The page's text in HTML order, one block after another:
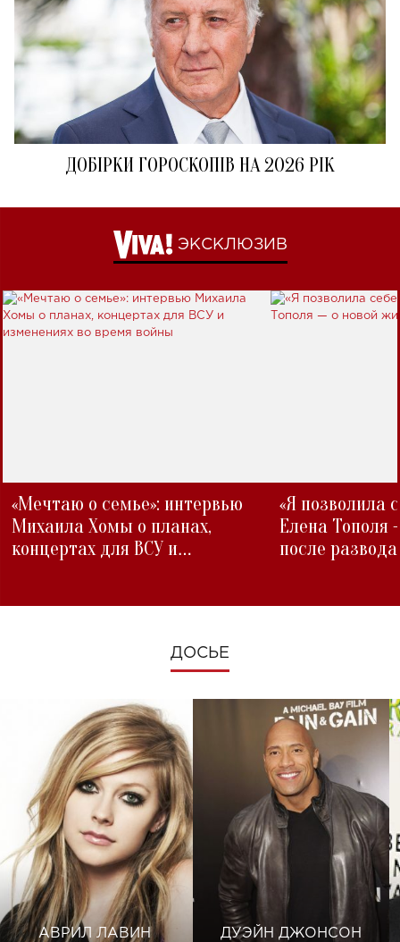
ДОБІРКИ ГОРОСКОПІВ НА 2026 РІК
ЭКСКЛЮЗИВ
«Мечтаю о семье»: интервью
Михаила Хомы о планах,
концертах для ВСУ и
«Я позволила
Елена Тополя
после развода
ДОСЬЕ
АВРИЛ ЛАВИН ДУЭЙН ДЖОНСОН